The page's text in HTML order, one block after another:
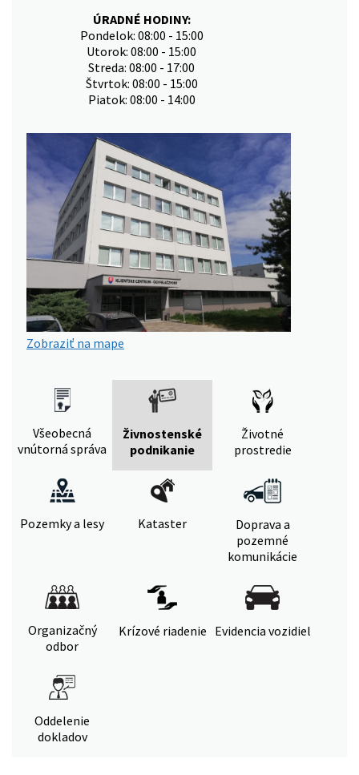
ÚRADNÉ HODINY:
Pondelok: 08:00 - 15:00
Utorok: 08:00 - 15:00
Streda: 08:00 - 17:00
Štvrtok: 08:00 - 15:00
Piatok: 08:00 - 14:00
Zobraziť na mape
Všeobecná
vnútorná správa
Živnostenské
podnikanie
Životné
prostredie
Pozemky a lesy Kataster
Doprava a
pozemné
komunikácie
Organizačný
odbor
Krízové riadenie Evidencia vozidiel
Oddelenie
dokladov